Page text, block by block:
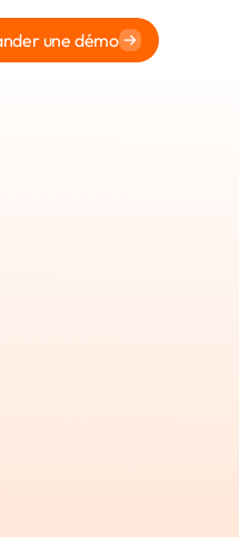
une démo